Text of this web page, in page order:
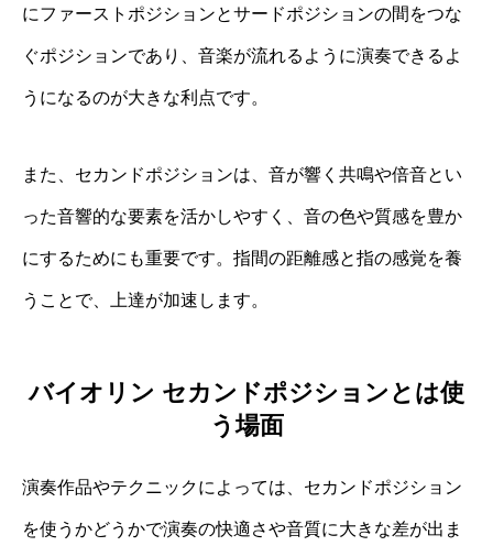
にファーストポジションとサードポジションの間をつな
ぐポジションであり、音楽が流れるように演奏できるよ
うになるのが大きな利点です。
また、セカンドポジションは、音が響く共鳴や倍音とい
った音響的な要素を活かしやすく、音の色や質感を豊か
にするためにも重要です。指間の距離感と指の感覚を養
うことで、上達が加速します。
バイオリン セカンドポジションとは使
う場面
演奏作品やテクニックによっては、セカンドポジション
を使うかどうかで演奏の快適さや音質に大きな差が出ま